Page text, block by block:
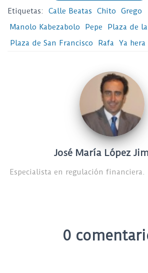
Etiquetas: Calle Beatas Chito
Grego
Manolo Kabezabolo
Pepe
Plaza de
Plaza de San Francisco
Rafa Ya hera
José María López
Especialista en regulación financiera.
0